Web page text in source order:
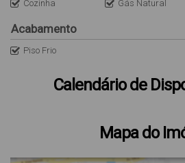
LOCALIZAÇÃO EXATA DA IMOBILIÁRIA
Taxa de limpeza única: R$
ACOMODA ATÉ 6 PESSOAS
Pet somente de porte pequeno
Cozinha Gás Natural
Acabamento
Piso Frio
Calendário de
Mapa do